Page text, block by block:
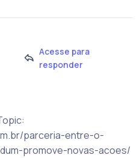
Acesse para
responder
parceria-entre-o-
promove-novas-acoes/